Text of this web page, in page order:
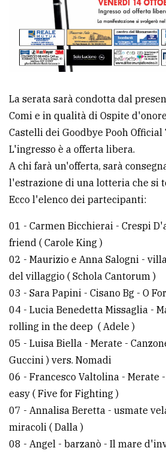
La serata sarà condotta dal
Comi e in qualità di Ospite
Castelli dei Goodbye Pooh
L'ingresso è a offerta libera.
A chi farà un'offerta, sarà
l'estrazione di una lotteria che si
Ecco l'elenco dei partecipanti:
01 - Carmen Bicchierai - Crespi
friend ( Carole King )
02 - Maurizio e Anna Salogni -
del villaggio ( Schola Cantorum )
03 - Sara Papini - Cisano Bg - O
04 - Lucia Benedetta Missaglia -
rolling in the deep ( Adele )
05 - Luisa Biella - Merate -
Guccini ) vers. Nomadi
06 - Francesco Valtolina - Merate
easy ( Five for Fighting )
07 - Annalisa Beretta - usmate
miracoli ( Dalla )
08 - Angel - barzanò - Il mare